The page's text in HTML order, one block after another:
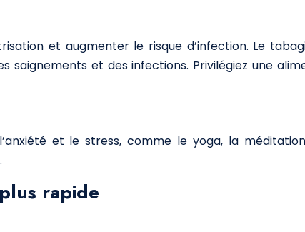
et augmenter le risque d’infection. Le
saignements et des infections. Privilégiez une
et le stress, comme le yoga, la
rapide